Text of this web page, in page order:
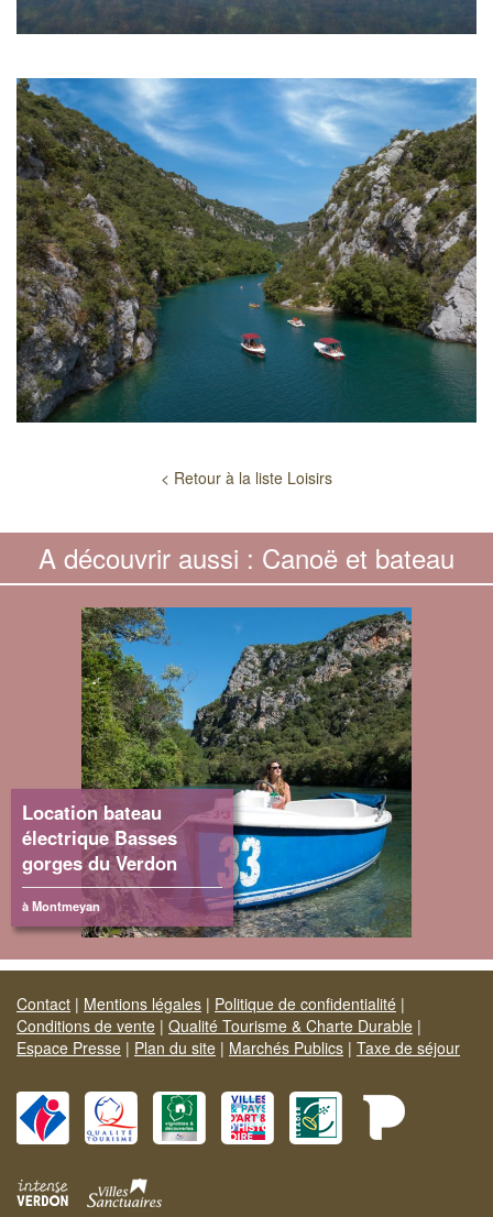
< Retour à la liste Loisirs
A découvrir aussi : Canoë et bateau
Location bateau
électrique Basses
gorges du Verdon
à Montmeyan
Contact | Mentions légales | Politique de confidentialité |
Conditions de vente | Qualité Tourisme & Charte Durable |
Espace Presse | Plan du site | Marchés Publics | Taxe de séjour